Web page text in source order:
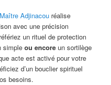
Maître Adjinacou réalise
avec une précision
un rituel de protection
simpleou encore un sortilège
acte est activé pour votre
d’un bouclier spirituel
besoins.